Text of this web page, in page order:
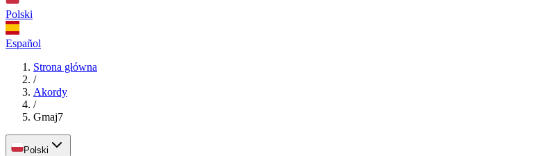
Polski
Español
Strona główna
/
Akordy
/
Gmaj7
Polski